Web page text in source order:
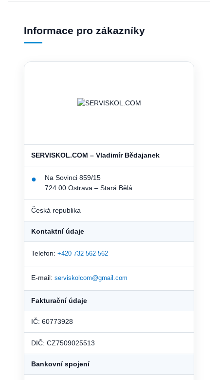
Informace pro zákazníky
SERVISKOL.COM – Vladimír Bědajanek
●
Na Sovinci 859/15
724 00 Ostrava – Stará Bělá
Česká republika
Kontaktní údaje
Telefon: +420 732 562 562
E-mail: serviskolcom@gmail.com
Fakturační údaje
IČ: 60773928
DIČ: CZ7509025513
Bankovní spojení